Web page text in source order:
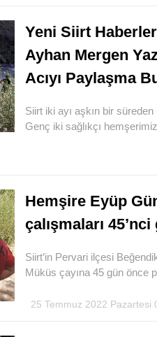
Yeni Siirt
Ayhan Mergen
Acıyı Paylaşma
Siirt iki ayı aşkın bir
Genç iki sağlıkçı
Hemşire Eyüp
çalışmaları
Siirt’in Pervari ilçesi
Müküs çayına 45 gün önce
25 Temmuz 2022 Pazartesi